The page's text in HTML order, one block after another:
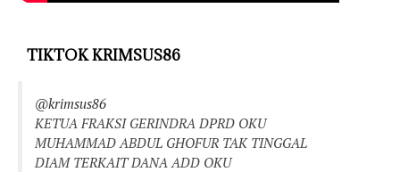
TIKTOK KRIMSUS86
@krimsus86
KETUA FRAKSI GERINDRA DPRD OKU
MUHAMMAD ABDUL GHOFUR TAK TINGGAL
DIAM TERKAIT DANA ADD OKU